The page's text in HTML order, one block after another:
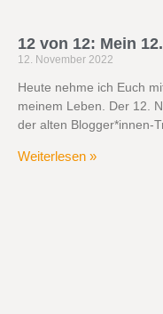
12 von 12: Mein
12. November 2022
Heute nehme ich Euch
meinem Leben. Der 12.
der alten Blogger*innen-
Weiterlesen »